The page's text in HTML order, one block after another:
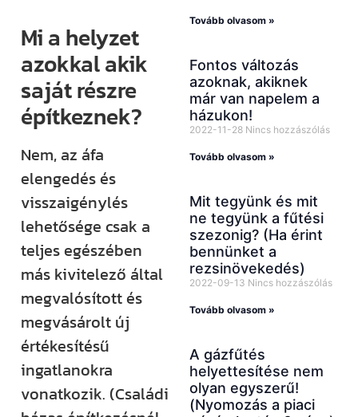
Mi a helyzet
azokkal akik
saját részre
építkeznek?
Nem, az áfa
elengedés és
visszaigénylés
lehetősége csak a
teljes egészében
más kivitelező által
megvalósított és
megvásárolt új
értékesítésű
ingatlanokra
vonatkozik. (Családi
Tovább olvasom »
Fontos változás
azoknak, akiknek
már van napelem a
házukon!
2022-11-28 Nincs hozzászólás
Tovább olvasom »
Mit tegyünk és mit
ne tegyünk a fűtési
szezonig? (Ha érint
bennünket a
rezsinövekedés)
2022-09-13 Nincs hozzászólás
Tovább olvasom »
A gázfűtés
helyettesítése nem
olyan egyszerű!
(Nyomozás a piaci